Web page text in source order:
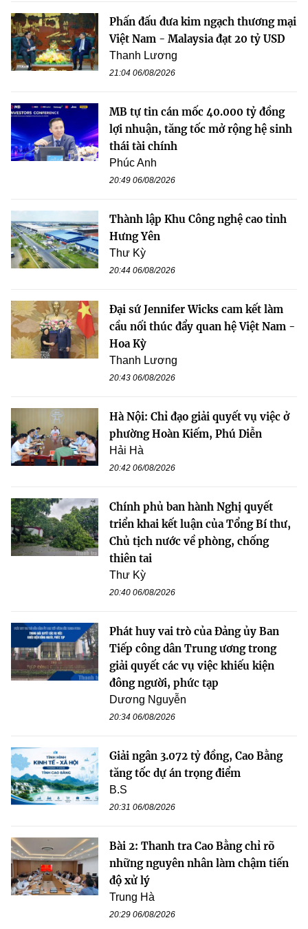
Phấn đấu đưa kim ngạch thương mại
Việt Nam - Malaysia đạt 20 tỷ USD
Thanh Lương
21:04 06/08/2026
MB tự tin cán mốc 40.000 tỷ đồng
lợi nhuận, tăng tốc mở rộng hệ sinh
thái tài chính
Phúc Anh
20:49 06/08/2026
Thành lập Khu Công nghệ cao tỉnh
Hưng Yên
Thư Kỳ
20:44 06/08/2026
Đại sứ Jennifer Wicks cam kết làm
cầu nối thúc đẩy quan hệ Việt Nam -
Hoa Kỳ
Thanh Lương
20:43 06/08/2026
Hà Nội: Chỉ đạo giải quyết vụ việc ở
phường Hoàn Kiếm, Phú Diễn
Hải Hà
20:42 06/08/2026
Chính phủ ban hành Nghị quyết
triển khai kết luận của Tổng Bí thư,
Chủ tịch nước về phòng, chống
thiên tai
Thư Kỳ
20:40 06/08/2026
Phát huy vai trò của Đảng ủy Ban
Tiếp công dân Trung ương trong
giải quyết các vụ việc khiếu kiện
đông người, phức tạp
Dương Nguyễn
20:34 06/08/2026
Giải ngân 3.072 tỷ đồng, Cao Bằng
tăng tốc dự án trọng điểm
B.S
20:31 06/08/2026
Bài 2: Thanh tra Cao Bằng chỉ rõ
những nguyên nhân làm chậm tiến
độ xử lý
Trung Hà
20:29 06/08/2026